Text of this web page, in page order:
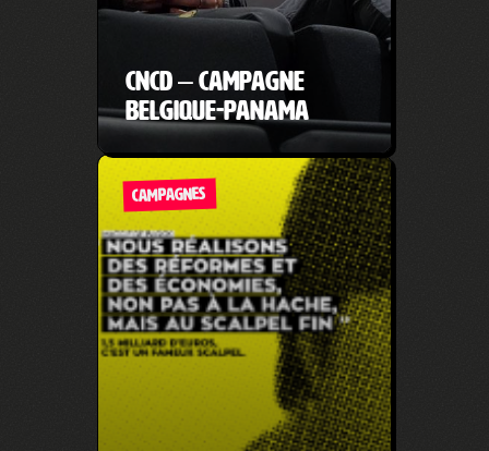
CNCD – Campagne
Belgique-Panama
CAMPAGNES